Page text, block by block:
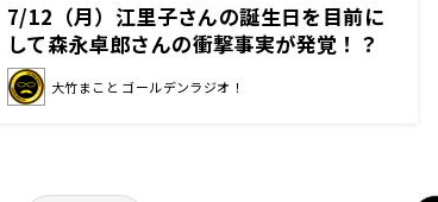
7/12（月）江里子さんの誕生日を目前に
して森永卓郎さんの衝撃事実が発覚！？
大竹まこと ゴールデンラジオ！